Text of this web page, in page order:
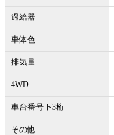
過給器
車体色
排気量
4WD
車台番号下3桁
その他